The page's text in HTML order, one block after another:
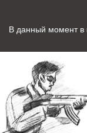
В данный момент в